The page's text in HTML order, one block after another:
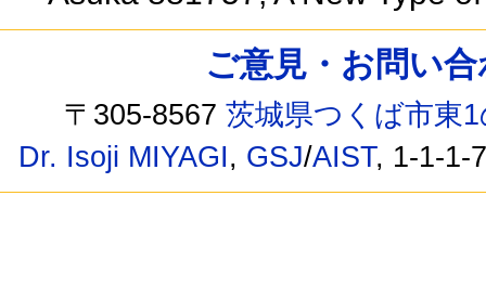
ご意見・お問い
〒305-8567茨城県つくば市東
Dr. Isoji MIYAGI, GSJ/AIST, 1-1-1-